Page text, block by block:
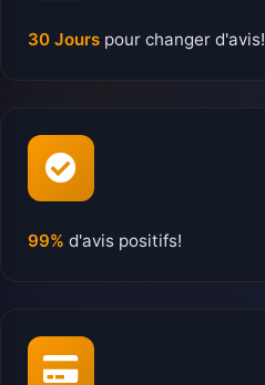
30 Jours pour changer d'avis!
99% d'avis positifs!